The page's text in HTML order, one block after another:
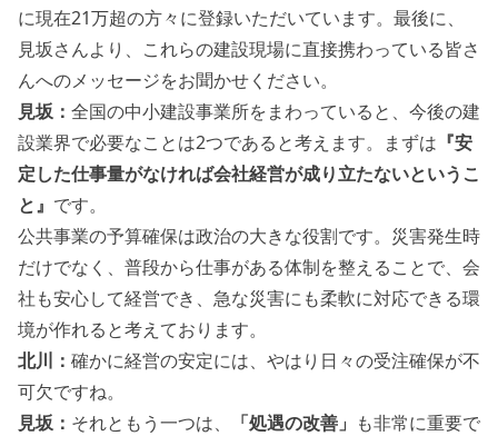
に現在21万超の方々に登録いただいています。最後に、
見坂さんより、これらの建設現場に直接携わっている皆さ
んへのメッセージをお聞かせください。
見坂： 全国の中小建設事業所をまわっていると、今後の建
設業界で必要なことは2つであると考えます。まずは 『安
定した仕事量がなければ会社経営が成り立たないというこ
と』 です。
公共事業の予算確保は政治の大きな役割です。災害発生時
だけでなく、普段から仕事がある体制を整えることで、会
社も安心して経営でき、急な災害にも柔軟に対応できる環
境が作れると考えております。
北川： 確かに経営の安定には、やはり日々の受注確保が不
可欠ですね。
見坂： それともう一つは、 「処遇の改善」 も非常に重要で